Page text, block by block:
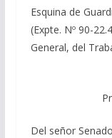
Esquina de
(Expte. Nº 90-
General, del
Del señor